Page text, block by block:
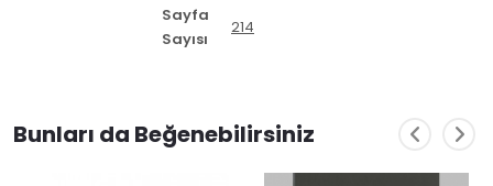
Sayfa
Sayısı
214
Bunları da Beğenebilirsiniz